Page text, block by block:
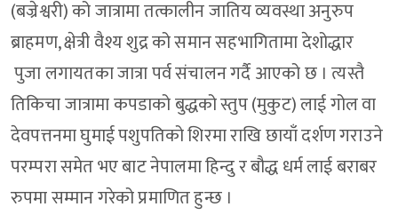
(बज्रेश्वरी) को जात्रामा तत्कालीन जातिय व्यवस्था अनुरुप
ब्राहमण, क्षेत्री वैश्य शुद्र को समान सहभागितामा देशोद्धार
पुजा लगायतका जात्रा पर्व संचालन गर्दै आएको छ । त्यस्तै
तिकिचा जात्रामा कपडाको बुद्धको स्तुप (मुकुट) लाई गोल वा
देवपत्तनमा घुमाई पशुपतिको शिरमा राखि छायाँ दर्शण गराउने
परम्परा समेत भए बाट नेपालमा हिन्दु र बौद्ध धर्म लाई बराबर
रुपमा सम्मान गरेको प्रमाणित हुन्छ ।